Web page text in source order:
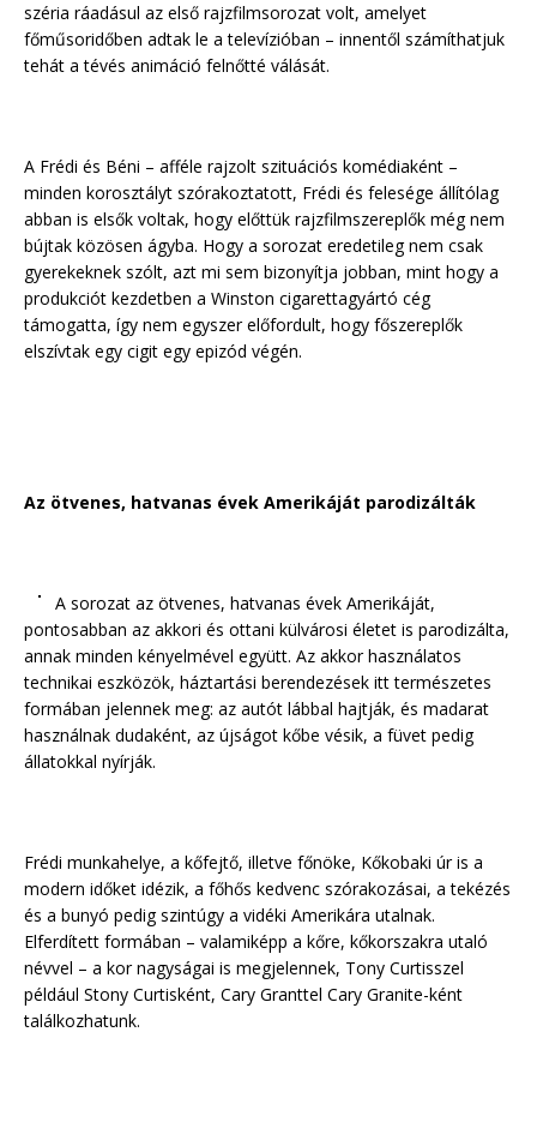
széria ráadásul az első rajzfilmsorozat volt, amelyet
főműsoridőben adtak le a televízióban – innentől számíthatjuk
tehát a tévés animáció felnőtté válását.
A Frédi és Béni – afféle rajzolt szituációs komédiaként –
minden korosztályt szórakoztatott, Frédi és felesége állítólag
abban is elsők voltak, hogy előttük rajzfilmszereplők még nem
bújtak közösen ágyba. Hogy a sorozat eredetileg nem csak
gyerekeknek szólt, azt mi sem bizonyítja jobban, mint hogy a
produkciót kezdetben a Winston cigarettagyártó cég
támogatta, így nem egyszer előfordult, hogy főszereplők
elszívtak egy cigit egy epizód végén.
Az ötvenes, hatvanas évek Amerikáját parodizálták
A sorozat az ötvenes, hatvanas évek Amerikáját,
pontosabban az akkori és ottani külvárosi életet is parodizálta,
annak minden kényelmével együtt. Az akkor használatos
technikai eszközök, háztartási berendezések itt természetes
formában jelennek meg: az autót lábbal hajtják, és madarat
használnak dudaként, az újságot kőbe vésik, a füvet pedig
állatokkal nyírják.
Frédi munkahelye, a kőfejtő, illetve főnöke, Kőkobaki úr is a
modern időket idézik, a főhős kedvenc szórakozásai, a tekézés
és a bunyó pedig szintúgy a vidéki Amerikára utalnak.
Elferdített formában – valamiképp a kőre, kőkorszakra utaló
névvel – a kor nagyságai is megjelennek, Tony Curtisszel
például Stony Curtisként, Cary Granttel Cary Granite-ként
találkozhatunk.